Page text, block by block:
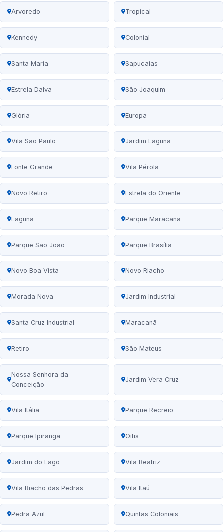
Arvoredo Tropical
Kennedy Colonial
Santa Maria Sapucaias
Estrela Dalva São Joaquim
Glória Europa
Vila São Paulo Jardim Laguna
Fonte Grande Vila Pérola
Novo Retiro Estrela do Oriente
Laguna Parque Maracanã
Parque São João Parque Brasília
Novo Boa Vista Novo Riacho
Morada Nova Jardim Industrial
Santa Cruz Industrial Maracanã
Retiro São Mateus
Nossa Senhora da
Conceição
Jardim Vera Cruz
Vila Itália Parque Recreio
Parque Ipiranga Oitis
Jardim do Lago Vila Beatriz
Vila Riacho das Pedras Vila Itaú
Pedra Azul Quintas Coloniais